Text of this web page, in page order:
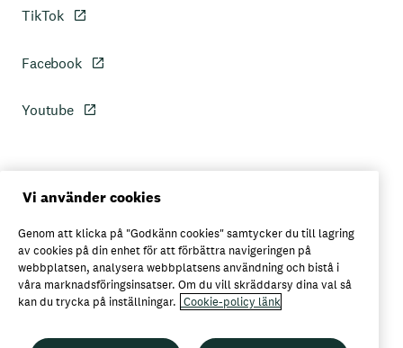
TikTok
Facebook
Youtube
Personuppgiftspolicy
Axfoods integritetspolicy
Här kan du köpa Garant
Vi använder cookies
Genom att klicka på "Godkänn cookies" samtycker du till lagring
av cookies på din enhet för att förbättra navigeringen på
webbplatsen, analysera webbplatsens användning och bistå i
våra marknadsföringsinsatser. Om du vill skräddarsy dina val så
kan du trycka på inställningar. Cookie-policy länk